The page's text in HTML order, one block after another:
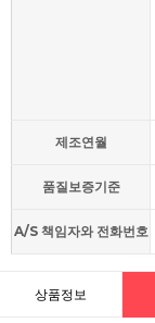
제조연월
품질보증기준
A/S 책임자와 전화번호
상품정보